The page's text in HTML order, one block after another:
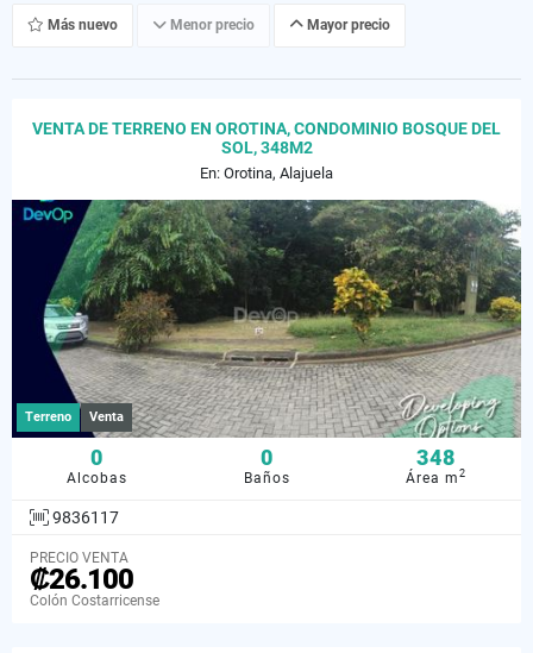
Más nuevo Menor precio Mayor precio
VENTA DE TERRENO EN OROTINA, CONDOMINIO BOSQUE DEL
SOL, 348M2
En: Orotina, Alajuela
Terreno Venta
0
Alcobas
0
Baños
348
Área m2
9836117
PRECIO VENTA
₡26.100
Colón Costarricense